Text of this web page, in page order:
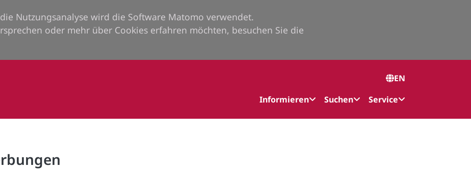
Nutzungsanalyse wird die Software Matomo verwendet.
oder mehr über Cookies erfahren möchten, besuchen Sie die
EN
Informieren
Suchen Service